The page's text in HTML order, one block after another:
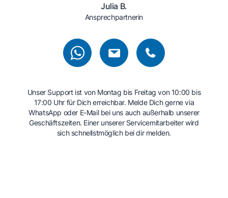
Julia B.
Ansprechpartnerin
Unser Support ist von Montag bis Freitag von 10:00 bis
17:00 Uhr für Dich erreichbar. Melde Dich gerne via
WhatsApp oder E-Mail bei uns auch außerhalb unserer
Geschäftszeiten. Einer unserer Servicemitarbeiter wird
sich schnellstmöglich bei dir melden.